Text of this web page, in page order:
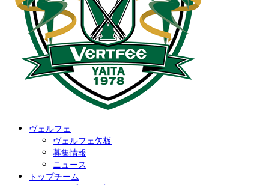
ヴェルフェ
ヴェルフェ矢板
募集情報
ニュース
トップチーム